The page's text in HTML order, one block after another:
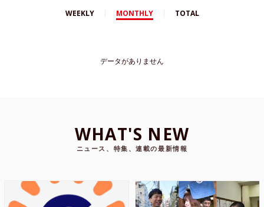
WEEKLY MONTHLY TOTAL
データがありません
WHAT'S NEW
ニュース、特集、連載の最新情報